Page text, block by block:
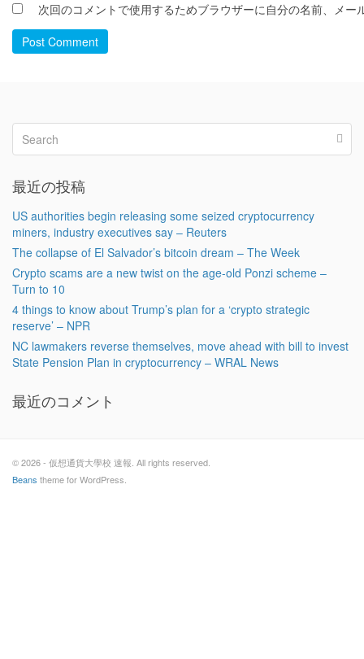
次回のコメントで使用するためブラウザーに自分の名前、メー
Post Comment
最近の投稿
US authorities begin releasing some seized cryptocurrency
miners, industry executives say – Reuters
The collapse of El Salvador’s bitcoin dream – The Week
Crypto scams are a new twist on the age-old Ponzi scheme –
Turn to 10
4 things to know about Trump’s plan for a ‘crypto strategic
reserve’ – NPR
NC lawmakers reverse themselves, move ahead with bill to invest
State Pension Plan in cryptocurrency – WRAL News
最近のコメント
© 2026 - 仮想通貨大學校 速報. All rights reserved.
Beans theme for WordPress.